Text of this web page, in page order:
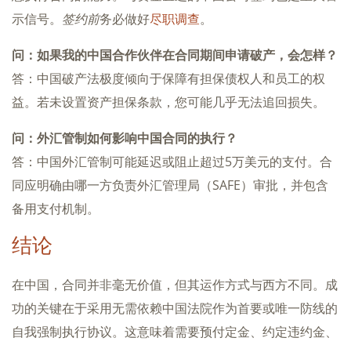
示信号。 签约前务必做好尽职调查。
问：如果我的中国合作伙伴在合同期间申请破产，会怎样？
答：中国破产法极度倾向于保障有担保债权人和员工的权
益。若未设置资产担保条款，您可能几乎无法追回损失。
问：外汇管制如何影响中国合同的执行？
答：中国外汇管制可能延迟或阻止超过5万美元的支付。合
同应明确由哪一方负责外汇管理局（SAFE）审批，并包含
备用支付机制。
结论
在中国，合同并非毫无价值，但其运作方式与西方不同。成
功的关键在于采用无需依赖中国法院作为首要或唯一防线的
自我强制执行协议。这意味着需要预付定金、约定违约金、